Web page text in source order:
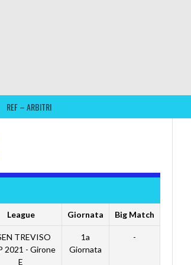
REF – ARBITRI
League Giornata Big Match
TREVISO
2021 - Girone
E
1a
Giornata
-